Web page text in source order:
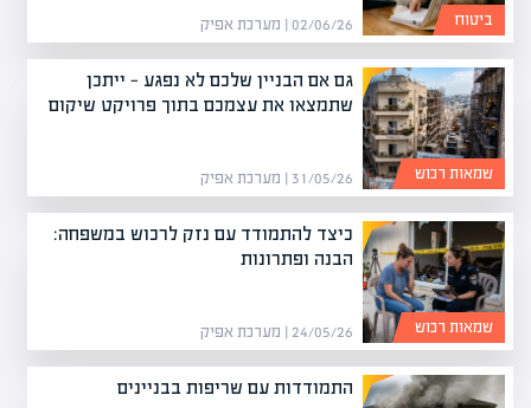
02/06/26 | מערכת אפיק ביטוח
גם אם הבניין שלכם לא נפגע — ייתכן
שתמצאו את עצמכם בתוך פרויקט שיקום
31/05/26 | מערכת אפיק שמאות רכוש
כיצד להתמודד עם נזק לרכוש במשפחה:
הבנה ופתרונות
24/05/26 | מערכת אפיק שמאות רכוש
התמודדות עם שריפות בבניינים